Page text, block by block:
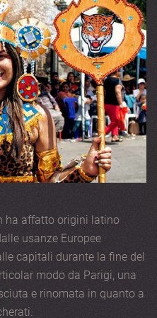
ha affatto origini latino
usanze Europee
capitali durante la fine del
modo da Parigi, una
e rinomata in quanto a